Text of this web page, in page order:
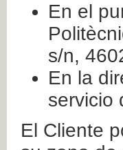
En el
s/n,
En la
servicio
El Cliente